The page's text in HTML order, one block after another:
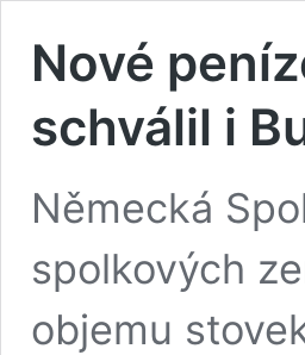
Nové
schválil i
Německá
spolkových
objemu